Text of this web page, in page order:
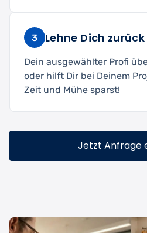
3 Lehne Dich zurück
Dein ausgewählter Profi
oder hilft Dir bei Deinem
Zeit und Mühe sparst!
Jetzt Anfrage